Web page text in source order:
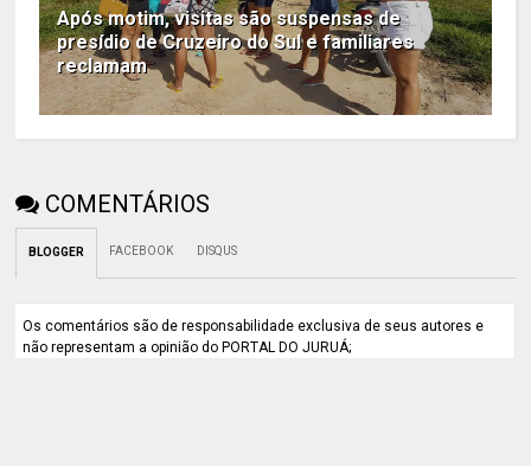
Após motim, visitas são suspensas de
presídio de Cruzeiro do Sul e familiares
reclamam
COMENTÁRIOS
BLOGGER FACEBOOK DISQUS
Os comentários são de responsabilidade exclusiva de seus autores e
não representam a opinião do PORTAL DO JURUÁ;